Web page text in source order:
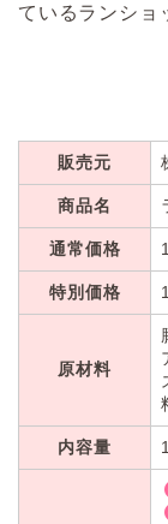
ているランショ
販売元
商品名
通常価格
特別価格
原材料
内容量